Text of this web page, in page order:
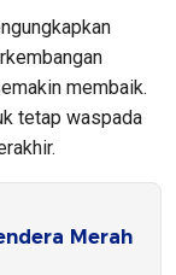
membaik.
tetap waspada
Merah